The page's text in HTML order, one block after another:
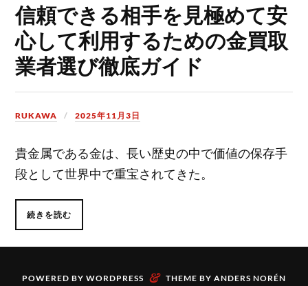
信頼できる相手を見極めて安
心して利用するための金買取
業者選び徹底ガイド
RUKAWA 2025年11月3日
貴金属である金は、長い歴史の中で価値の保存手
段として世界中で重宝されてきた。
続きを読む
POWERED BY WORDPRESS & THEME BY ANDERS NORÉN